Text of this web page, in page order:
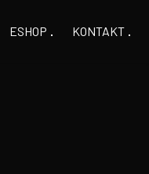
ESHOP KONTAKT